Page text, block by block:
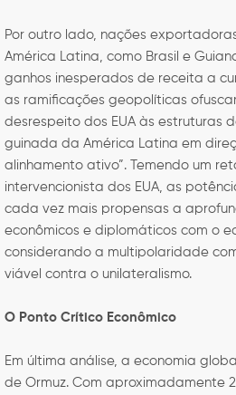
Por outro lado, nações
América Latina, como Brasil e
ganhos inesperados de receita a
as ramificações geopolíticas
desrespeito dos EUA às estruturas
guinada da América Latina em
alinhamento ativo”. Temendo um
intervencionista dos EUA, as
cada vez mais propensas a
econômicos e diplomáticos com o
considerando a multipolaridade
viável contra o unilateralismo.
O Ponto Crítico Econômico
Em última análise, a economia
de Ormuz. Com aproximadamente